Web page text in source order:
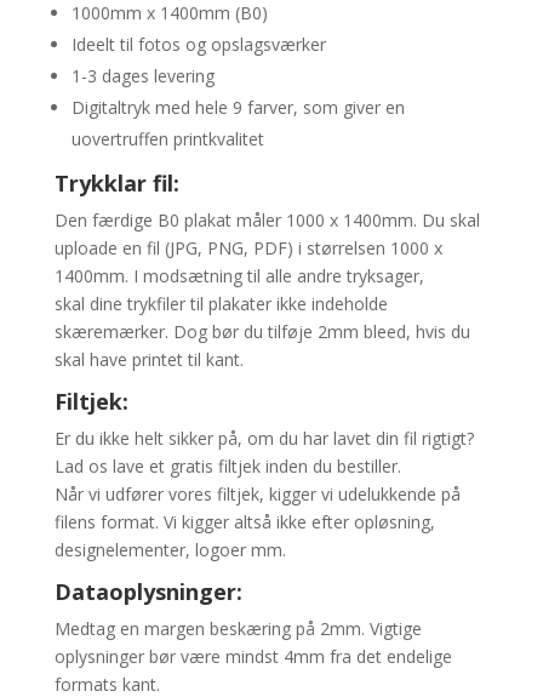
1000mm x 1400mm (B0)
Ideelt til fotos og opslagsværker
1-3 dages levering
Digitaltryk med hele 9 farver, som giver en
uovertruffen printkvalitet
Trykklar fil:
Den færdige B0 plakat måler 1000 x 1400mm. Du skal
uploade en fil (JPG, PNG, PDF) i størrelsen 1000 x
1400mm. I modsætning til alle andre tryksager,
skal dine trykfiler til plakater ikke indeholde
skæremærker. Dog bør du tilføje 2mm bleed, hvis du
skal have printet til kant.
Filtjek:
Er du ikke helt sikker på, om du har lavet din fil rigtigt?
Lad os lave et gratis filtjek inden du bestiller.
Når vi udfører vores filtjek, kigger vi udelukkende på
filens format. Vi kigger altså ikke efter opløsning,
designelementer, logoer mm.
Dataoplysninger:
Medtag en margen beskæring på 2mm. Vigtige
oplysninger bør være mindst 4mm fra det endelige
formats kant.